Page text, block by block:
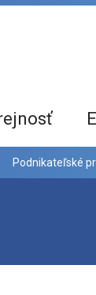
Podnikateľské